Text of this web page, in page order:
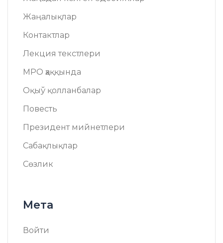
Жаңалықлар
Контактлар
Лекция текстлери
МРО ҳаққында
Оқыў қолланбалар
Повесть
Президент мийнетлери
Сабақлықлар
Сөзлик
Мета
Войти